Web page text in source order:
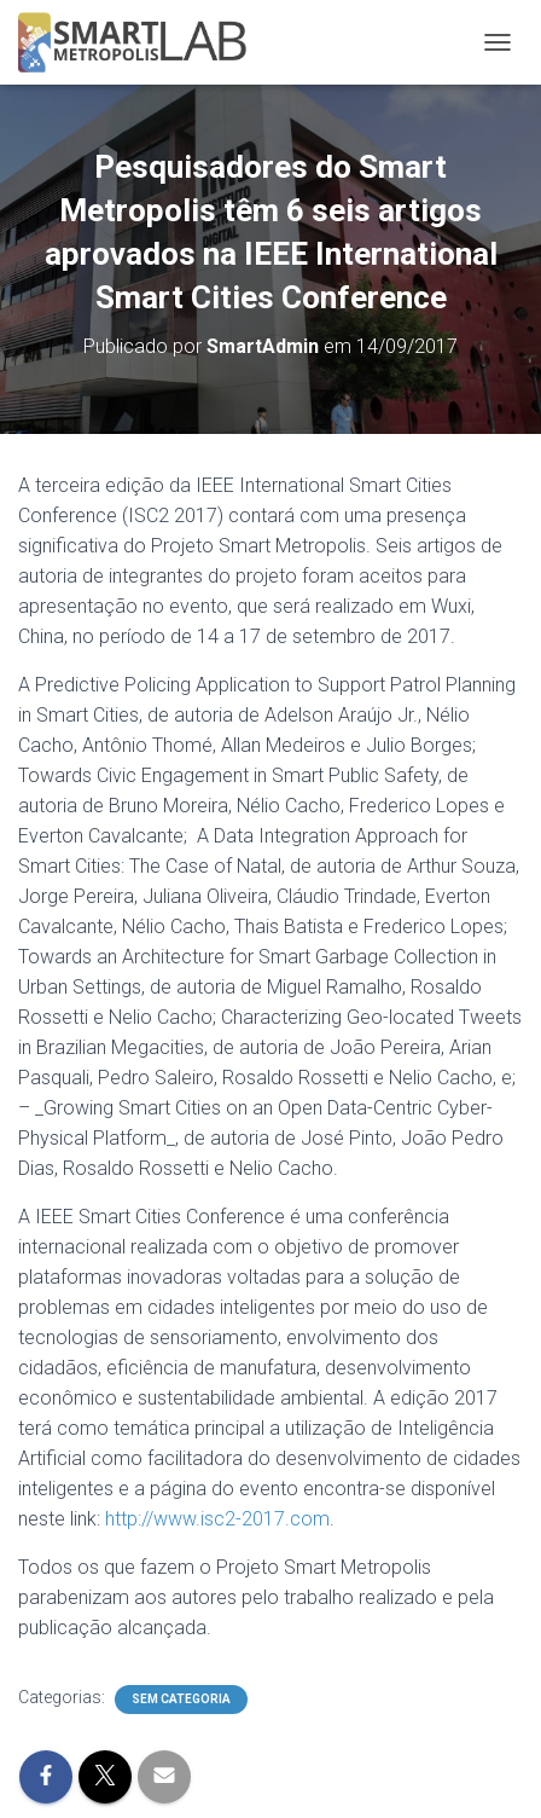
L
A
E
A
Ã
Pesquisadores do Smart
Metropolis têm 6 seis artigos
aprovados na IEEE International
Smart Cities Conference
Publicado por SmartAdmin em 14/09/2017
A terceira edição da IEEE International Smart Cities
Conference (ISC2 2017) contará com uma presença
significativa do Projeto Smart Metropolis. Seis artigos de
autoria de integrantes do projeto foram aceitos para
apresentação no evento, que será realizado em Wuxi,
China, no período de 14 a 17 de setembro de 2017.
A Predictive Policing Application to Support Patrol Planning
in Smart Cities, de autoria de Adelson Araújo Jr., Nélio
Cacho, Antônio Thomé, Allan Medeiros e Julio Borges;
Towards Civic Engagement in Smart Public Safety, de
autoria de Bruno Moreira, Nélio Cacho, Frederico Lopes e
Everton Cavalcante; A Data Integration Approach for
Smart Cities: The Case of Natal, de autoria de Arthur Souza,
Jorge Pereira, Juliana Oliveira, Cláudio Trindade, Everton
Cavalcante, Nélio Cacho, Thais Batista e Frederico Lopes;
Towards an Architecture for Smart Garbage Collection in
Urban Settings, de autoria de Miguel Ramalho, Rosaldo
Rossetti e Nelio Cacho; Characterizing Geo-located Tweets
in Brazilian Megacities, de autoria de João Pereira, Arian
Pasquali, Pedro Saleiro, Rosaldo Rossetti e Nelio Cacho, e;
– _Growing Smart Cities on an Open Data-Centric Cyber-
Physical Platform_, de autoria de José Pinto, João Pedro
Dias, Rosaldo Rossetti e Nelio Cacho.
A IEEE Smart Cities Conference é uma conferência
internacional realizada com o objetivo de promover
plataformas inovadoras voltadas para a solução de
problemas em cidades inteligentes por meio do uso de
tecnologias de sensoriamento, envolvimento dos
cidadãos, eficiência de manufatura, desenvolvimento
econômico e sustentabilidade ambiental. A edição 2017
terá como temática principal a utilização de Inteligência
Artificial como facilitadora do desenvolvimento de cidades
inteligentes e a página do evento encontra-se disponível
neste link: http://www.isc2-2017.com.
Todos os que fazem o Projeto Smart Metropolis
parabenizam aos autores pelo trabalho realizado e pela
publicação alcançada.
Categorias: SEM CATEGORIA